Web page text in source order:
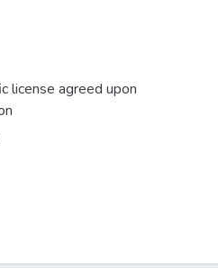
license agreed upon